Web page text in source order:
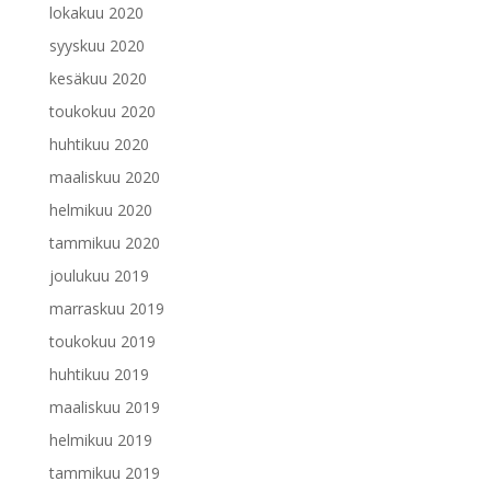
lokakuu 2020
syyskuu 2020
kesäkuu 2020
toukokuu 2020
huhtikuu 2020
maaliskuu 2020
helmikuu 2020
tammikuu 2020
joulukuu 2019
marraskuu 2019
toukokuu 2019
huhtikuu 2019
maaliskuu 2019
helmikuu 2019
tammikuu 2019